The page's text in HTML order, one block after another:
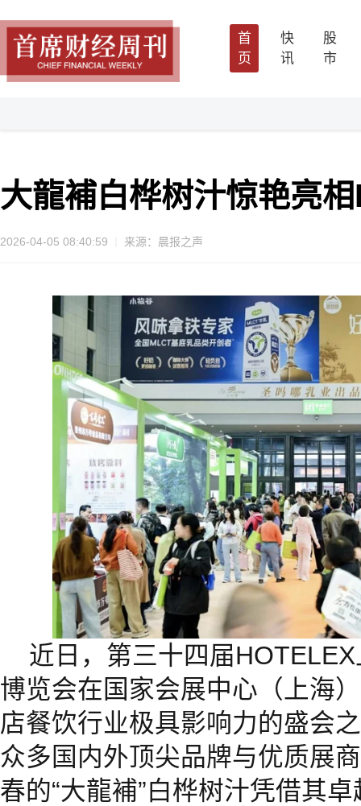
首
页
快
讯
股
市
大龍補白桦树汁惊艳亮
2026-04-05 08:40:59 来源：晨报之声
近日，第三十四届
博览会在国家会展中心（上海
店餐饮行业极具影响力的盛会
众多国内外顶尖品牌与优质展
春的“大龍補”白桦树汁凭借其